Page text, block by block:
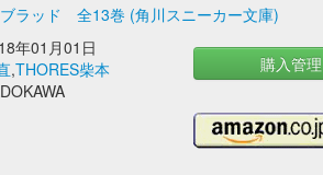
ブラッド 全13巻 (角川スニーカー文庫)
年01月01日
,THORES柴本
購入管理